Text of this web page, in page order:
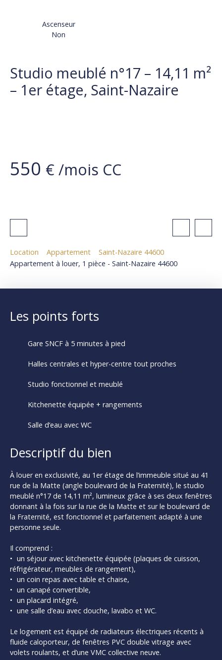
Ascenseur
Non
Studio meublé n°17 – 14,11 m²
– 1er étage, Saint-Nazaire
550 € /mois CC
Location Appartement
Saint-Nazaire 44600
Appartement à louer, 1 pièce - Saint-Nazaire 44600
Les points forts
Gare SNCF à 5 minutes à pied
Halles centrales et hyper-centre tout proches
Studio fonctionnel et meublé
Kitchenette équipée + rangements
Salle d’eau avec WC
Descriptif du bien
À louer en exclusivité, au 1er étage de l’immeuble situé au 41
rue de la Matte (angle boulevard de la Fraternité), le studio
meublé n°17 de 14,11 m², lumineux grâce à ses deux fenêtres
donnant à la fois sur la rue de la Matte et sur le boulevard de
la Fraternité, est fonctionnel et parfaitement adapté à une
personne seule.
Il comprend :
un séjour avec kitchenette équipée (plaques de cuisson,
réfrigérateur, meubles de rangement),
un coin repas avec table et chaise,
un canapé convertible,
un placard intégré,
une salle d’eau avec douche, lavabo et WC.
Le logement est équipé de radiateurs électriques récents à
fluide caloporteur, de fenêtres PVC double vitrage avec
volets roulants, et d’une VMC collective neuve.